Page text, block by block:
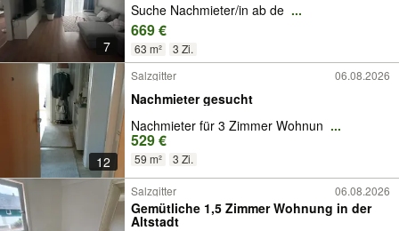
7
Suche Nachmieter/in ab de ...
669 €
63 m² 3 Zi.
12
Salzgitter 06.08.2026
Nachmieter gesucht
Nachmieter für 3 Zimmer Wohnun ...
529 €
59 m² 3 Zi.
Salzgitter 06.08.2026
Gemütliche 1,5 Zimmer Wohnung in der
Altstadt